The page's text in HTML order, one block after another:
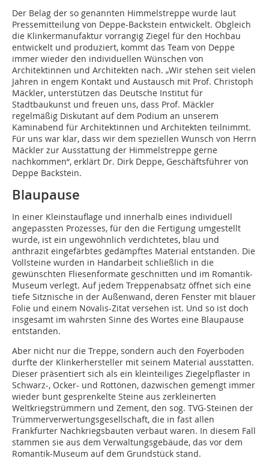
Der Belag der so genannten Himmelstreppe wurde laut
Pressemitteilung von Deppe-Backstein entwickelt. Obgleich
die Klinkermanufaktur vorrangig Ziegel für den Hochbau
entwickelt und produziert, kommt das Team von Deppe
immer wieder den individuellen Wünschen von
Architektinnen und Architekten nach. „Wir stehen seit vielen
Jahren in engem Kontakt und Austausch mit Prof. Christoph
Mäckler, unterstützen das Deutsche Institut für
Stadtbaukunst und freuen uns, dass Prof. Mäckler
regelmäßig Diskutant auf dem Podium an unserem
Kaminabend für Architektinnen und Architekten teilnimmt.
Für uns war klar, dass wir dem speziellen Wunsch von Herrn
Mäckler zur Ausstattung der Himmelstreppe gerne
nachkommen“, erklärt Dr. Dirk Deppe, Geschäftsführer von
Deppe Backstein.
Blaupause
In einer Kleinstauflage und innerhalb eines individuell
angepassten Prozesses, für den die Fertigung umgestellt
wurde, ist ein ungewöhnlich verdichtetes, blau und
anthrazit eingefärbtes gedämpftes Material entstanden. Die
Vollsteine wurden in Handarbeit schließlich in die
gewünschten Fliesenformate geschnitten und im Romantik-
Museum verlegt. Auf jedem Treppenabsatz öffnet sich eine
tiefe Sitznische in der Außenwand, deren Fenster mit blauer
Folie und einem Novalis-Zitat versehen ist. Und so ist doch
insgesamt im wahrsten Sinne des Wortes eine Blaupause
entstanden.
Aber nicht nur die Treppe, sondern auch den Foyerboden
durfte der Klinkerhersteller mit seinem Material ausstatten.
Dieser präsentiert sich als ein kleinteiliges Ziegelpflaster in
Schwarz-, Ocker- und Rottönen, dazwischen gemengt immer
wieder bunt gesprenkelte Steine aus zerkleinerten
Weltkriegstrümmern und Zement, den sog. TVG-Steinen der
Trümmerverwertungsgesellschaft, die in fast allen
Frankfurter Nachkriegsbauten verbaut waren. In diesem Fall
stammen sie aus dem Verwaltungsgebäude, das vor dem
Romantik-Museum auf dem Grundstück stand.